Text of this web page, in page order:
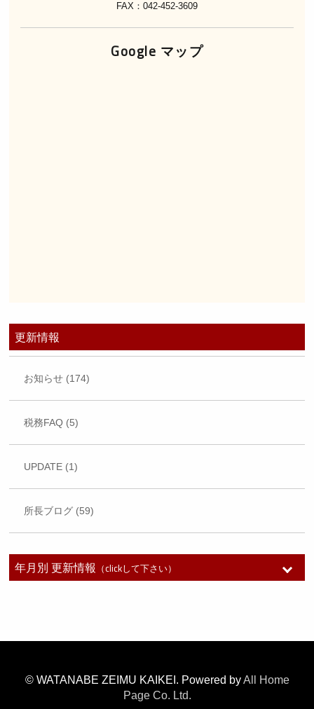
FAX：042-452-3609
Google マップ
更新情報
お知らせ (174)
税務FAQ (5)
UPDATE (1)
所長ブログ (59)
年月別 更新情報 （clickして下さい）
© WATANABE ZEIMU KAIKEI. Powered byAll Home
Page Co. Ltd.